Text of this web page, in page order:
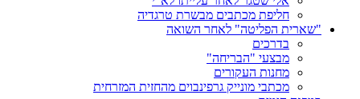
חליפת מכתבים מבשרת טרגדיה
"שארית הפליטה" לאחר השואה
בדרכים
מבצעי "הבריחה"
מחנות העקורים
מכתבי מונייק גרפינבוים מהחזית המזרחית